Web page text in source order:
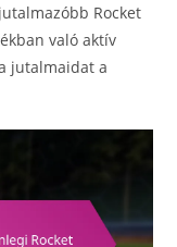
Rocket
való aktív
jutalmaidat a